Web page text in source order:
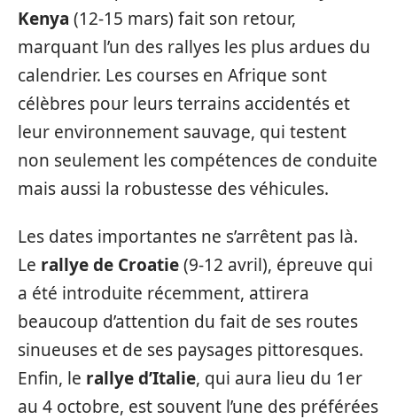
Kenya (12-15 mars) fait son retour,
marquant l’un des rallyes les plus ardues du
calendrier. Les courses en Afrique sont
célèbres pour leurs terrains accidentés et
leur environnement sauvage, qui testent
non seulement les compétences de conduite
mais aussi la robustesse des véhicules.
Les dates importantes ne s’arrêtent pas là.
Le rallye de Croatie(9-12 avril), épreuve qui
a été introduite récemment, attirera
beaucoup d’attention du fait de ses routes
sinueuses et de ses paysages pittoresques.
Enfin, le rallye d’Italie, qui aura lieu du 1er
au 4 octobre, est souvent l’une des préférées